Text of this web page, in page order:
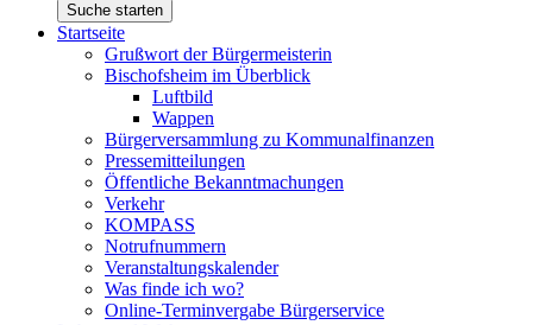
Suche starten
Startseite
Grußwort der Bürgermeisterin
Bischofsheim im Überblick
Luftbild
Wappen
Bürgerversammlung zu Kommunalfinanzen
Pressemitteilungen
Öffentliche Bekanntmachungen
Verkehr
KOMPASS
Notrufnummern
Veranstaltungskalender
Was finde ich wo?
Online-Terminvergabe Bürgerservice